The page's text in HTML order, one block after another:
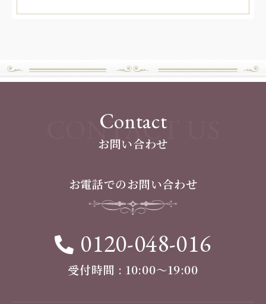
Contact
お問い合わせ
CONTACT US
お電話でのお問い合わせ
0120-048-016
受付時間 : 10:00〜19:00